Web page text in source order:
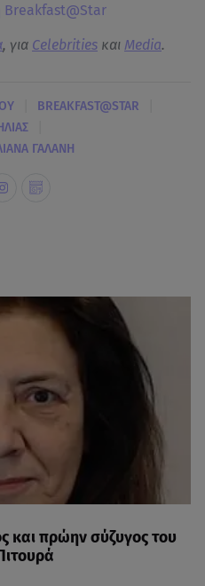
Breakfast@Star
, για Celebrities και Media.
BREAKFAST@STAR
ΓΑΛΑΝΗ
και πρώην σύζυγος του